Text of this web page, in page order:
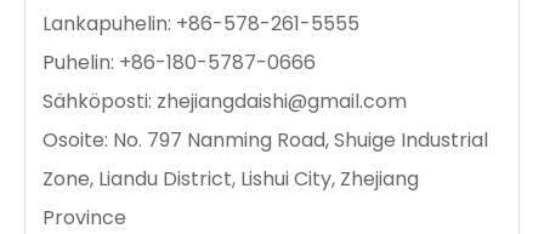
Lankapuhelin: +86-578-261-5555
Puhelin: +86-180-5787-0666
Sähköposti: zhejiangdaishi@gmail.com
Osoite: No. 797 Nanming Road, Shuige Industrial
Zone, Liandu District, Lishui City, Zhejiang
Province